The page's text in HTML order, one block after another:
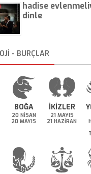
hadise
dinle
- BURÇLAR
BOĞA
20 NİSAN
20 MAYIS
İKİZLER
21 MAYIS
21 HAZİRAN